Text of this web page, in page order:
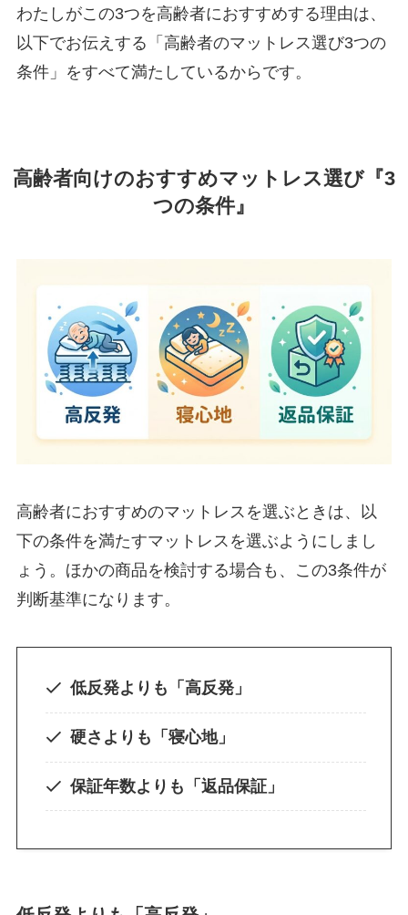
わたしがこの3つを高齢者におすすめする理由は、
以下でお伝えする「高齢者のマットレス選び3つの
条件」をすべて満たしているからです。
高齢者向けのおすすめマットレス選び『3
つの条件』
高齢者におすすめのマットレスを選ぶときは、以
下の条件を満たすマットレスを選ぶようにしまし
ょう。ほかの商品を検討する場合も、この3条件が
判断基準になります。
低反発よりも「高反発」
硬さよりも「寝心地」
保証年数よりも「返品保証」